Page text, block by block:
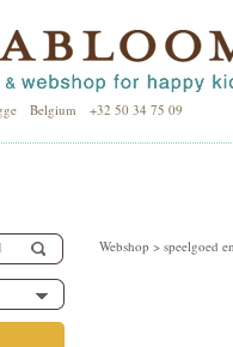
Belgium +32 50 34 75 09
Webshop > speelgoed